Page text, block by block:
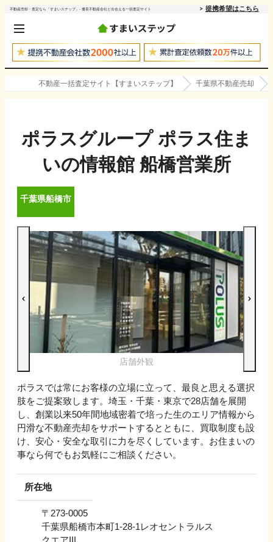
不動産売却・査定なら「すまいステップ」- 優良不動産会社と出会える一括査定サイト 提携希望はこちら
不動産一括査定サイト【すまいステップ】 千葉県不動産売却
ポラスグループ ポラス住ま
いの情報館 船橋営業所
千葉県船橋市
店舗外観
ポラスでは常にお客様の立場に立って、最良と思える選択
肢をご提案致します。埼玉・千葉・東京で28店舗を展開
し、創業以来50年間地域密着で培った生のエリア情報から
円滑な不動産売却をサポートするとともに、買取制度も設
け、安心・安全な取引に力を尽くしています。お住まいの
事なら何でもお気軽にご相談ください。
所在地
〒 273-0005
千葉県船橋市本町1-28-1レオセントラルス
クエアIII